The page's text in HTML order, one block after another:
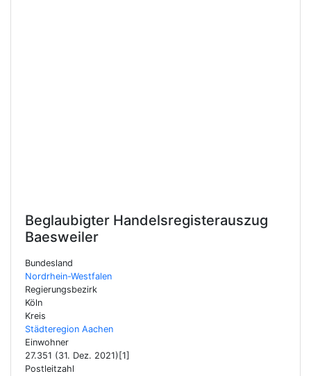
Beglaubigter Handelsregisterauszug
Baesweiler
Bundesland
Nordrhein-Westfalen
Regierungsbezirk
Köln
Kreis
Städteregion Aachen
Einwohner
27.351 (31. Dez. 2021)[1]
Postleitzahl